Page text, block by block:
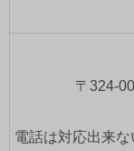
〒324-
電話は対応出来